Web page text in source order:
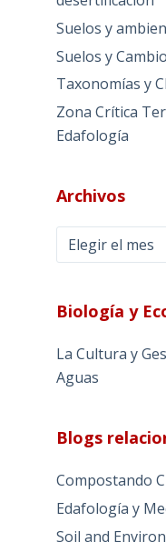
Suelos y
Suelos y
Taxonomías y
Zona Crítica
Edafología
Archivos
Archivos
Biología y
La Cultura y
Aguas
Blogs
Compostando
Edafología y
Soil and